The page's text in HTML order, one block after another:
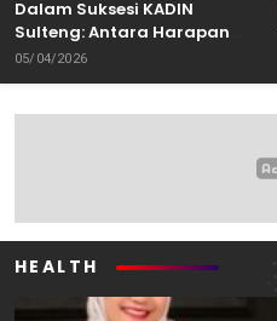
Dalam Suksesi KADIN
Sulteng: Antara Harapan
dan Kebutuhan Perubahan
Oleh: Anshar Munir
05/04/2026
HEALTH